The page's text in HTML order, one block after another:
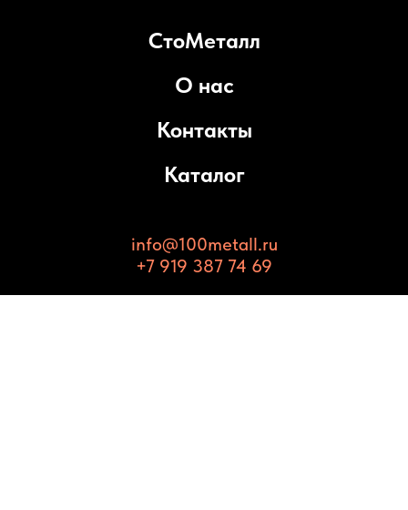
СтоМеталл
О нас
Контакты
Каталог
info@100metall.ru
+7 919 387 74 69